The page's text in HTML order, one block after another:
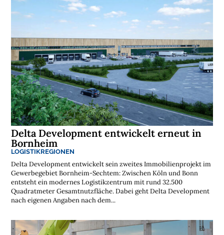
s
e
s
l
e
t
t
e
r
➔
j
e
t
z
t
a
b
o
n
n
i
r
e
n
Delta Development entwickelt erneut in
Bornheim
LOGISTIKREGIONEN
Delta Development entwickelt sein zweites Immobilienprojekt im
Gewerbegebiet Bornheim-Sechtem: Zwischen Köln und Bonn
entsteht ein modernes Logistikzentrum mit rund 32.500
Quadratmeter Gesamtnutzfläche. Dabei geht Delta Development
nach eigenen Angaben nach dem...